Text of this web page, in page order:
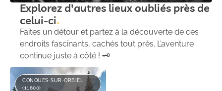
Explorez d'autres lieux oubliés près de
celui-ci
Faites un détour et partez à la découverte de ces
endroits fascinants, cachés tout près. L’aventure
continue juste à côté ! 🗝️
CONQUES-SUR-ORBIEL
(11600)